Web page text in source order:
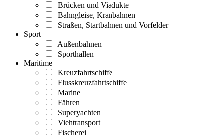
Brücken und Viadukte
Bahngleise, Kranbahnen
Straßen, Startbahnen und Vorfelder
Sport
Außenbahnen
Sporthallen
Maritime
Kreuzfahrtschiffe
Flusskreuzfahrtschiffe
Marine
Fähren
Superyachten
Viehtransport
Fischerei